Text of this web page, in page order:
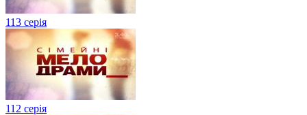
113 серія
112 серія